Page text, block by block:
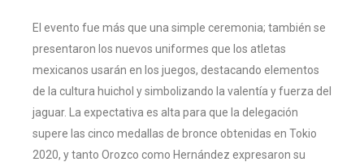
El evento fue más que una simple ceremonia; también se
presentaron los nuevos uniformes que los atletas
mexicanos usarán en los juegos, destacando elementos
de la cultura huichol y simbolizando la valentía y fuerza del
jaguar. La expectativa es alta para que la delegación
supere las cinco medallas de bronce obtenidas en Tokio
2020, y tanto Orozco como Hernández expresaron su